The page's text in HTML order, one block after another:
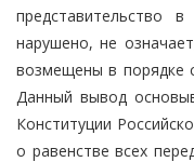
представительство
нарушено, не
возмещены в порядке
Данный вывод
Конституции
о равенстве всех